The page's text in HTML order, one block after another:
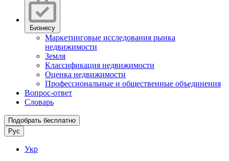
Бизнесу
Маркетинговые исследования рынка
недвижимости
Земля
Классификация недвижимости
Оценка недвижимости
Профессиональные и общественные объединения
Вопрос-ответ
Словарь
Подобрать бесплатно
Рус
Укр